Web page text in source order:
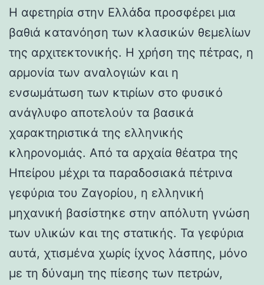
Η αφετηρία στην Ελλάδα προσφέρει μια
βαθιά κατανόηση των κλασικών θεμελίων
της αρχιτεκτονικής. Η χρήση της πέτρας, η
αρμονία των αναλογιών και η
ενσωμάτωση των κτιρίων στο φυσικό
ανάγλυφο αποτελούν τα βασικά
χαρακτηριστικά της ελληνικής
κληρονομιάς. Από τα αρχαία θέατρα της
Ηπείρου μέχρι τα παραδοσιακά πέτρινα
γεφύρια του Ζαγορίου, η ελληνική
μηχανική βασίστηκε στην απόλυτη γνώση
των υλικών και της στατικής. Τα γεφύρια
αυτά, χτισμένα χωρίς ίχνος λάσπης, μόνο
με τη δύναμη της πίεσης των πετρών,